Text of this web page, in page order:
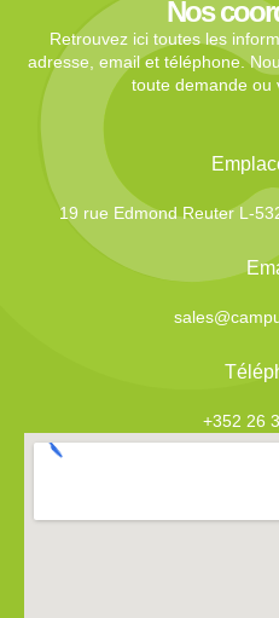
Nos
Retrouvez ici toutes les
adresse, email et téléphone.
toute demande ou
19 rue Edmond Reuter L-
+352 26